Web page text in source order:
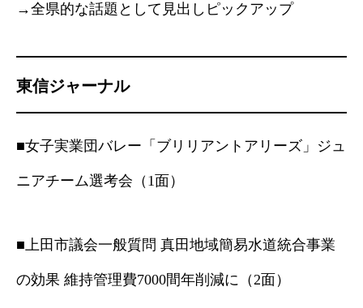
→全県的な話題として見出しピックアップ
東信ジャーナル
■女子実業団バレー「ブリリアントアリーズ」ジュ
ニアチーム選考会（1面）
■上田市議会一般質問 真田地域簡易水道統合事業
の効果 維持管理費7000間年削減に（2面）